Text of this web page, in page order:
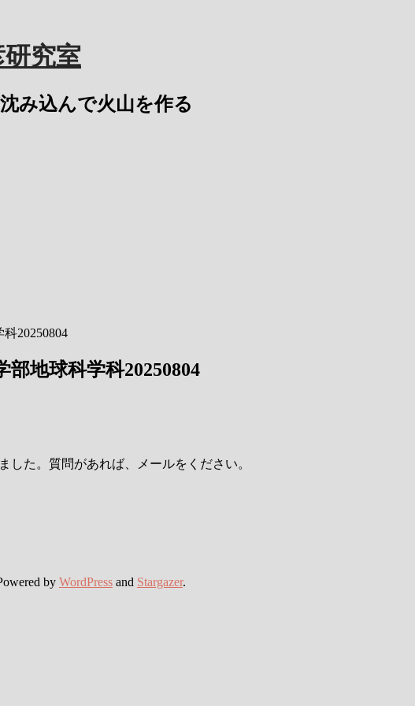
究室
み込んで火山を作る
20250804
地球科学科20250804
た。質問があれば、メールをください。
by WordPress and Stargazer.